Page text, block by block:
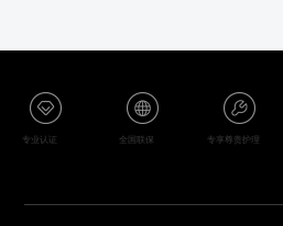
专业认证 全国联保 专享尊贵护理